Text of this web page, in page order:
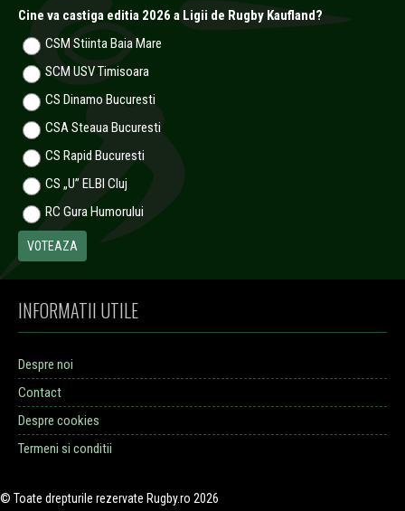
Cine va castiga editia 2026 a Ligii de Rugby Kaufland?
CSM Stiinta Baia Mare
SCM USV Timisoara
CS Dinamo Bucuresti
CSA Steaua Bucuresti
CS Rapid Bucuresti
CS „U” ELBI Cluj
RC Gura Humorului
INFORMATII UTILE
Despre noi
Contact
Despre cookies
Termeni si conditii
© Toate drepturile rezervate Rugby.ro 2026